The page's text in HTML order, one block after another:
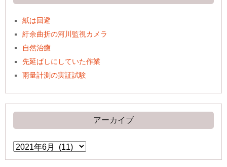
紙は回避
紆余曲折の河川監視カメラ
自然治癒
先延ばしにしていた作業
雨量計測の実証試験
アーカイブ
ア
ー